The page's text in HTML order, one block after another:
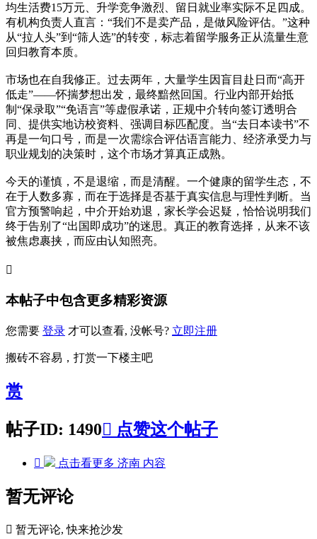
均生活费15万元、升学竞争激烈、留日就业率实际不足四成。
有机构负责人直言：“我们不是卖产品，是做风险评估。”这种
从“拉人头”到“筛人选”的转变，标志着留学服务正从流量生意
回归教育本质。
市场也在自我修正。过去两年，大量学生因盲目赴日而“高开
低走”——怀揣梦想出发，最终黯然回国。行业内部开始抵
制“保录取”“免语言”等虚假承诺，正规中介转向签订透明合
同、提供实地访校资料、强调目标匹配度。当“去日本读书”不
再是一句口号，而是一次需综合评估语言能力、经济承受力与
职业规划的决策时，这个市场才算真正成熟。
今天的谨慎，不是退缩，而是清醒。一个健康的留学生态，不
在于人数多寡，而在于选择是否基于真实信息与理性判断。当
官方预警响起，中介开始劝退，家长学会迟疑，恰恰说明我们
终于告别了“出国即成功”的迷思。真正的教育选择，从来不该
被焦虑裹挟，而应由认知照亮。

本帖子中包含更多精彩资源
您需要 登录 才可以查看, 没帐号? 立即注册
搬砖不容易，打赏一下楼主吧
赏
帖子ID: 1490 点赞这个帖子
 点击看更多 济南 内容
暂无评论
 暂无评论, 快来抢沙发